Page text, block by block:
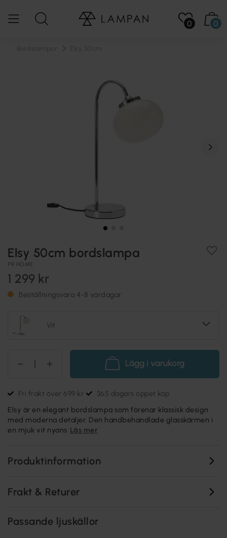
0 0
Elsy 50cm bordslampa
PR HOME
1 299 kr
Beställningsvara 4-8 vardagar
Vit
Lägg i varukorg
Fri frakt över 699 kr 365 dagars öppet köp
Elsy är en elegant bordslampa som förenar klassisk design
med moderna detaljer. Den handbehandlade glasskärmen i
en mjuk vit nyans Läs mer
Produktinformation
Frakt & Returer
Passande ljuskällor